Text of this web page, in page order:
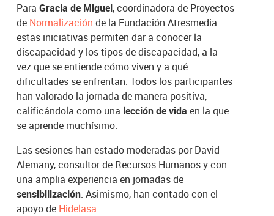
ParaGracia de Miguel, coordinadora de Proyectos
de Normalización de la Fundación Atresmedia
estas iniciativas permiten dar a conocer la
discapacidad y los tipos de discapacidad, a la
vez que se entiende cómo viven y a qué
dificultades se enfrentan. Todos los participantes
han valorado la jornada de manera positiva,
calificándola como una lección de vida en la que
se aprende muchísimo.
Las sesiones han estado moderadas por David
Alemany, consultor de Recursos Humanos y con
una amplia experiencia en jornadas de
sensibilización. Asimismo, han contado con el
apoyo de Hidelasa.